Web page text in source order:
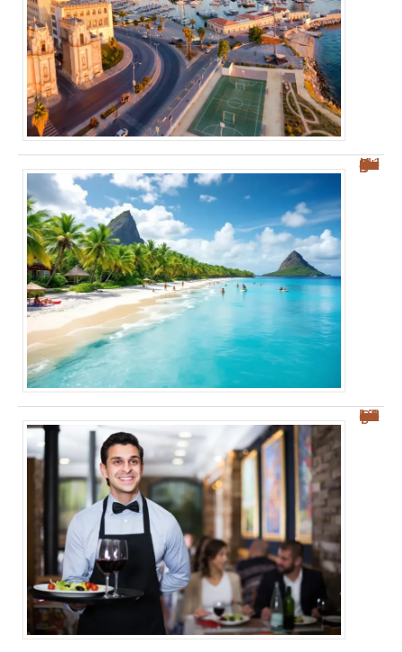
Découvrez les plages des Salines : votre guide sur Sainte-Anne
Les meilleurs restaurants à Palerme : nos conseils pour bien manger et savourer !